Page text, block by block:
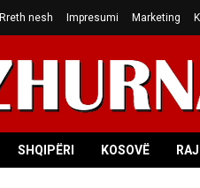
Rreth nesh Impresumi Marketing
SHQIPËRI KOSOVË